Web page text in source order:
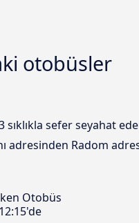
otobüsler
sefer seyahat
adresinden Radom
Otobüs